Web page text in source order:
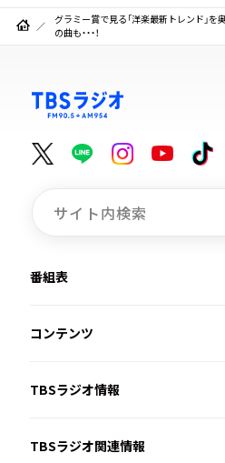
グラミー賞で見る「洋楽最新トレンド」を
の曲も・・・！
番組表
コンテンツ
TBSラジオ情報
TBSラジオ関連情報